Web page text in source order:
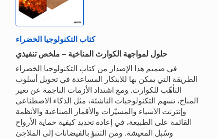
كتاب التكنولوجيا الخضراء
حلول لمواجهة الكوارث المناخية – ملخص تنفيذي
في صميم هذا الإصدار من كتاب التكنولوجيا الخضراء
الطريقة التي يمكن بها للابتكار المساعدة في تحويل أسلوب
التأهّب للكوارث. ومع اشتداد الأزمات الناجمة عن تغير
المناخ، تسهم التكنولوجيات الناشئة، مثل الذكاء الاصطناعي
وإنترنت الأشياء والمسيّرات والأقمار الصناعية والأنظمة
القائمة على الطبيعة، في إعادة تحديد كيفية حماية الأرواح
وسُبل المعيشة. ومن التنبؤ بالفيضانات إلى الملاجئ